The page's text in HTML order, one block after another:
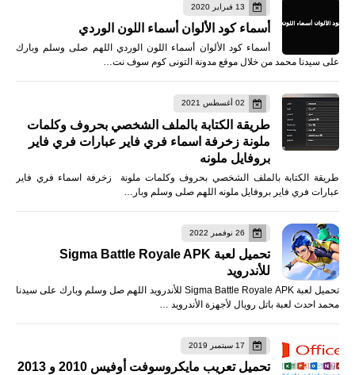
13 فبراير 2020
أسماء كود الألوان أسماء اللون الوردي
أسماء كود الألوان أسماء اللون الوردي اللهم صلى وسلم وبارك
على سيدنا محمد من خلال موقع مدونة التونى كوم سوف نت…
02 أغسطس 2021
طريقة الكتابة بالملف الشخصي بحروف وكلمات
ملونة زخرفة اسماء فري فاير عبارات فري فاير
بروفايل ملونه
طريقة الكتابة بالملف الشخصي بحروف وكلمات ملونة زخرفة اسماء فري فاير
عبارات فري فاير بروفايل ملونه اللهم صلى وسلم وبار…
26 نوفمبر 2022
تحميل لعبة Sigma Battle Royale APK
للأندرويد
تحميل لعبة Sigma Battle Royale APK للأندرويد اللهم صل وسلم وبارك على سيدنا
محمد احدث لعبة باتل رويال لأجهزة الأندرويد …
17 سبتمبر 2019
تحميل تعريب مايكروسوفت أوفيس 2010 و 2013